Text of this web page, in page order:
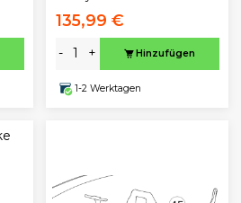
135,99 €
- + Hinzufügen
1-2 Werktagen